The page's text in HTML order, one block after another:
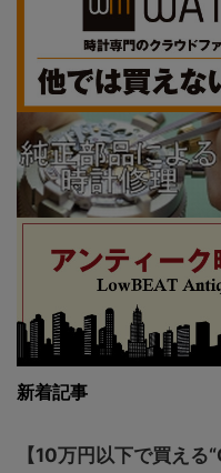
新着記事
【10万円以下で買える